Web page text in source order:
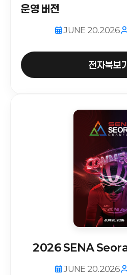
운영 버전
JUNE 20.2026
전자북보
2026 SENA
JUNE 20.2026